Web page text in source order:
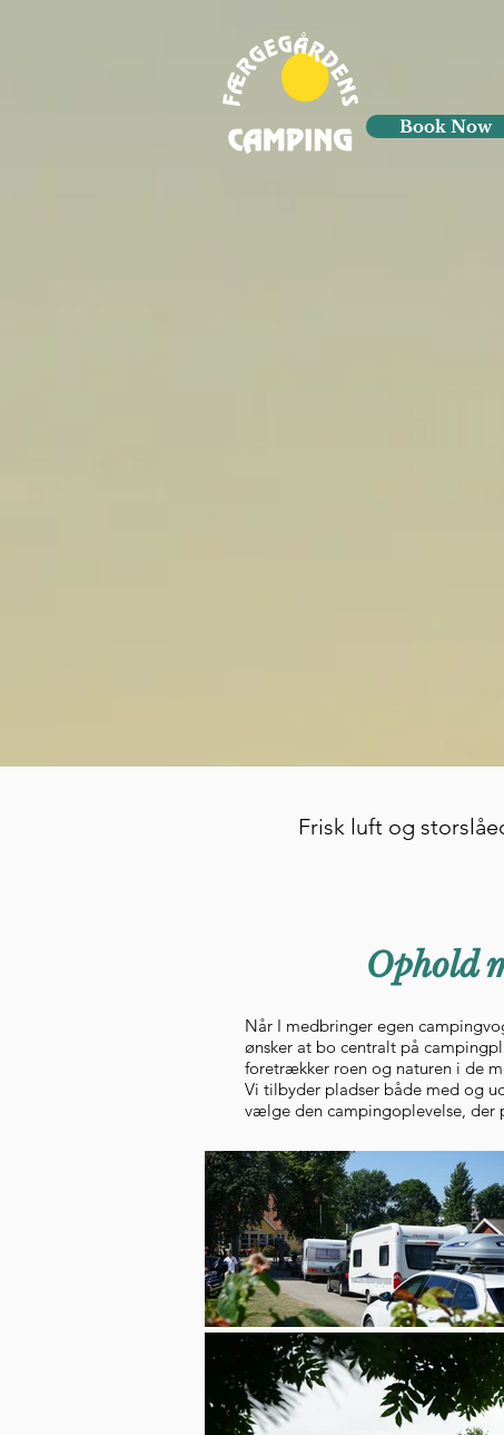
Book Now
Frisk luft og
Ophold
Når I medbringer egen
ønsker at bo centralt på
foretrækker roen og naturen i de
Vi tilbyder pladser både med og
vælge den campingoplevelse, der